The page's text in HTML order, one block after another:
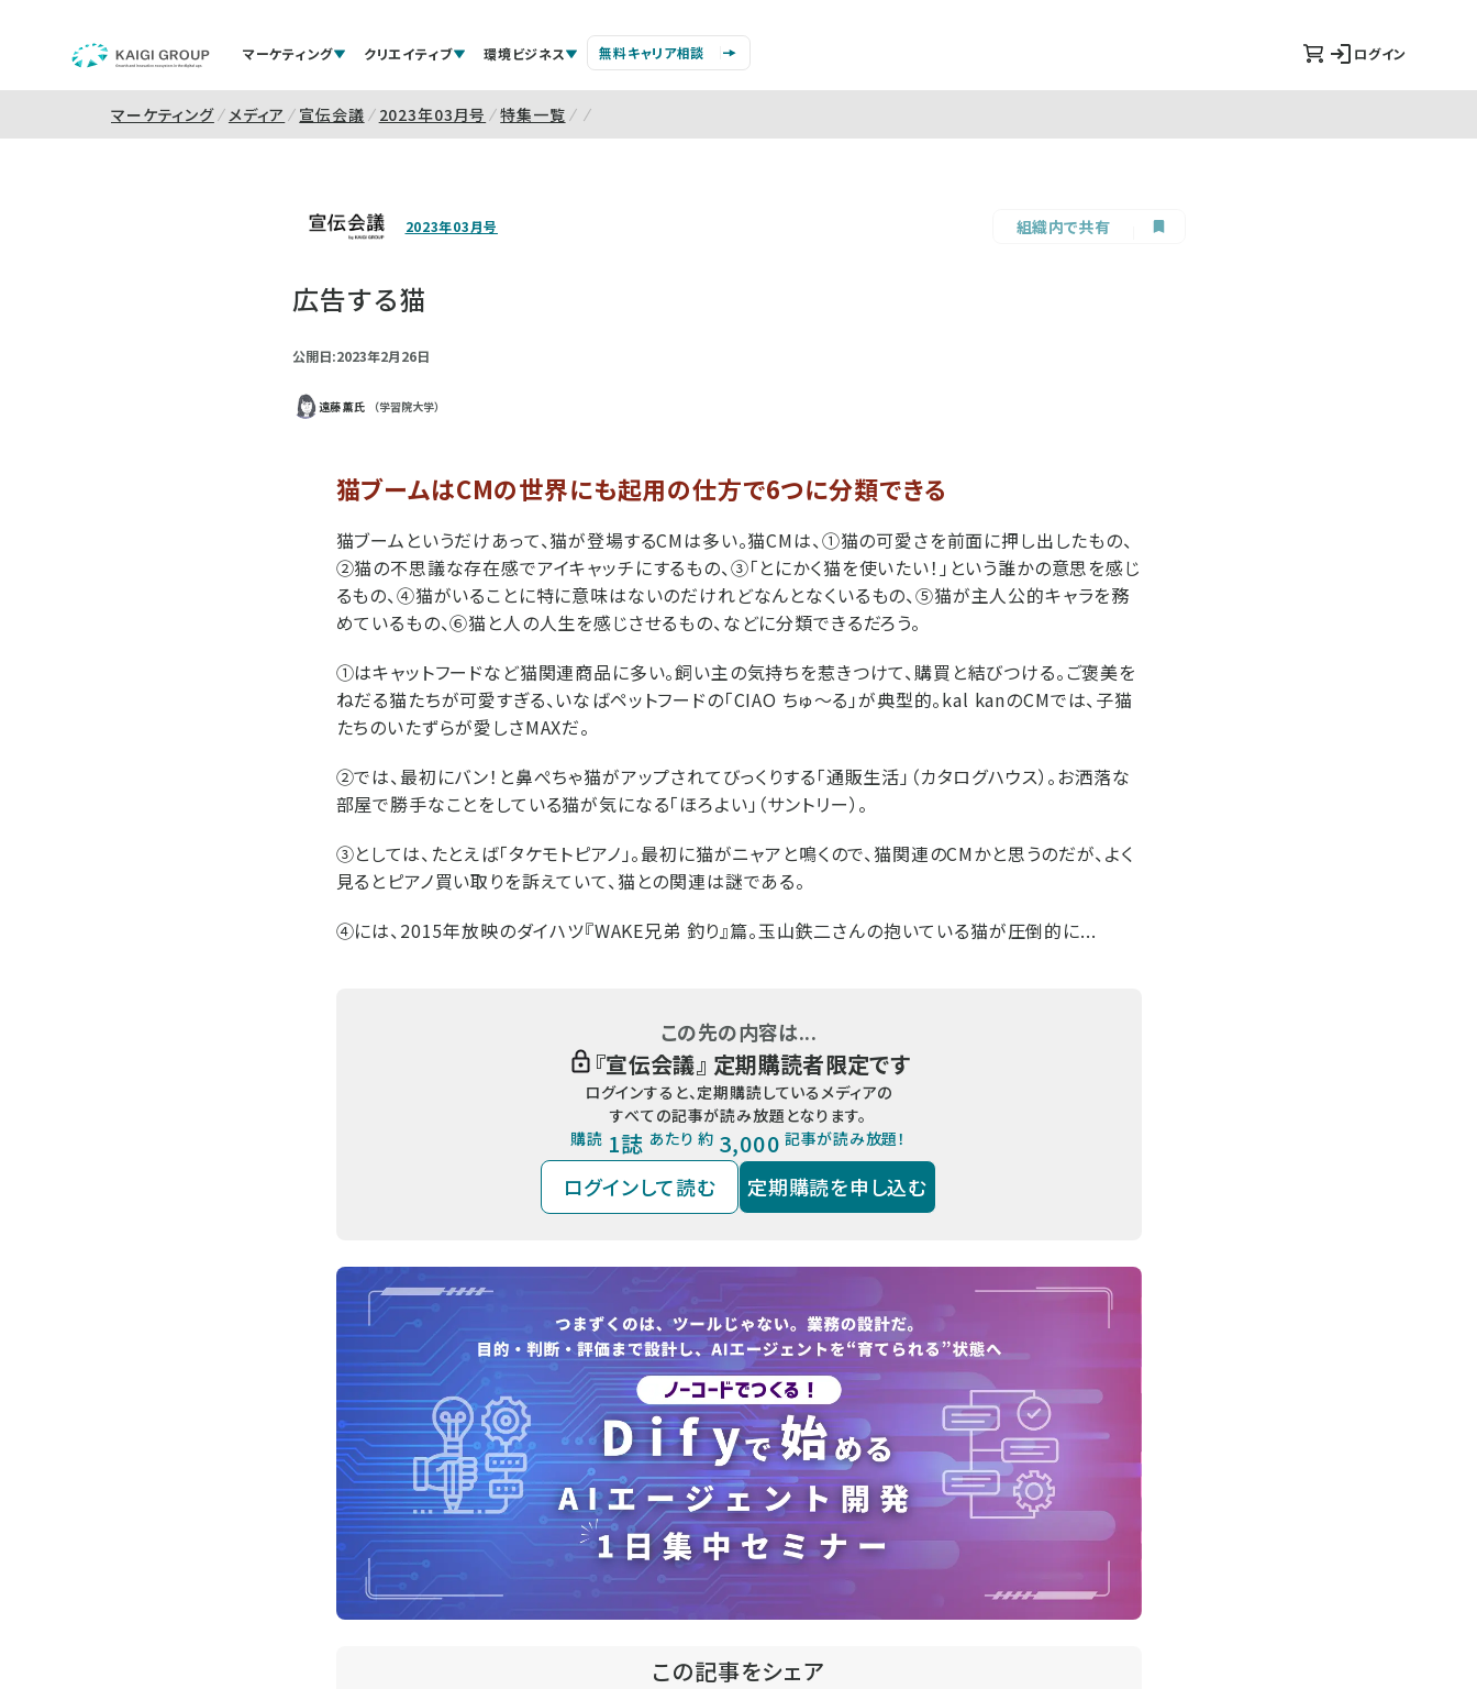
マーケティング クリエイティブ 環境ビジネス 無料キャリア相談 ログイン
マーケティング メディア 宣伝会議 2023年03月号 特集一覧
2023年03月号 組織内で共有
広告する猫
公開日:2023年2月26日
遠藤 薫氏 （学習院大学）
猫ブームはCMの世界にも起用の仕方で6つに分類できる
猫ブームというだけあって、猫が登場するCMは多い。猫CMは、①猫の可愛さを前面に押し出したもの、
②猫の不思議な存在感でアイキャッチにするもの、③「とにかく猫を使いたい！」という誰かの意思を感じ
るもの、④猫がいることに特に意味はないのだけれどなんとなくいるもの、⑤猫が主人公的キャラを務
めているもの、⑥猫と人の人生を感じさせるもの、などに分類できるだろう。
①はキャットフードなど猫関連商品に多い。飼い主の気持ちを惹きつけて、購買と結びつける。ご褒美を
ねだる猫たちが可愛すぎる、いなばペットフードの「CIAO ちゅ～る」が典型的。kal kanのCMでは、子猫
たちのいたずらが愛しさMAXだ。
②では、最初にバン！と鼻ぺちゃ猫がアップされてびっくりする「通販生活」（カタログハウス）。お洒落な
部屋で勝手なことをしている猫が気になる「ほろよい」（サントリー）。
③としては、たとえば「タケモトピアノ」。最初に猫がニャアと鳴くので、猫関連のCMかと思うのだが、よく
見るとピアノ買い取りを訴えていて、猫との関連は謎である。
④には、2015年放映のダイハツ『WAKE兄弟 釣り』篇。玉山鉄二さんの抱いている猫が圧倒的に...
この先の内容は...
『宣伝会議』 定期購読者限定です
ログインすると、定期購読しているメディアの
すべての記事が読み放題となります。
購読 1誌 あたり 約 3,000 記事が読み放題！
ログインして読む 定期購読を申し込む
この記事をシェア